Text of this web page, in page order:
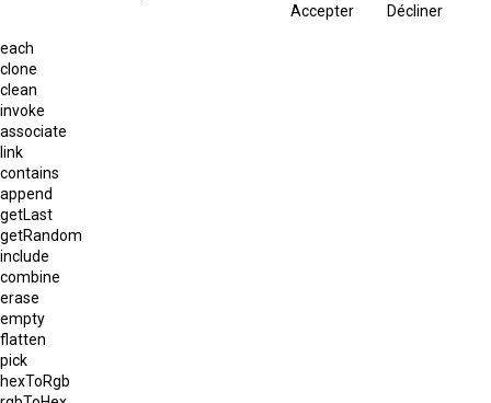
Accepter Décliner
each
clone
clean
invoke
associate
link
contains
append
getLast
getRandom
include
combine
erase
empty
flatten
pick
hexToRgb